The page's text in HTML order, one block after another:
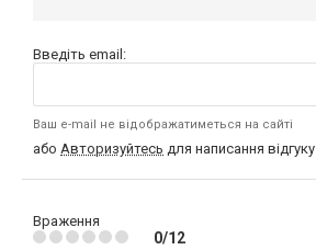
Введіть email:
Ваш e-mail не відображатиметься на сайті
або Авторизуйтесь для написання відгуку
Враження
0/12